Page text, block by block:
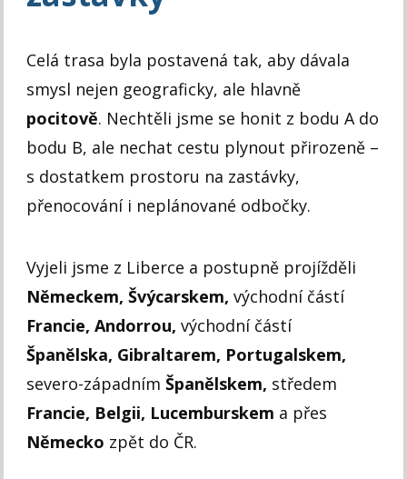
Celá trasa byla postavená tak, aby dávala
smysl nejen geograficky, ale hlavně
pocitově. Nechtěli jsme se honit z bodu A do
bodu B, ale nechat cestu plynout přirozeně –
s dostatkem prostoru na zastávky,
přenocování i neplánované odbočky.
Vyjeli jsme z Liberce a postupně projížděli
Německem, Švýcarskem,východní částí
Francie, Andorrou,východní částí
Španělska, Gibraltarem, Portugalskem,
severo-západním Španělskem, středem
Francie, Belgii, Lucemburskem a přes
Německo zpět do ČR.